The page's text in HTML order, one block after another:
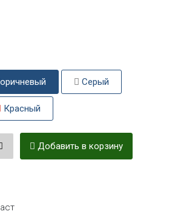
Серый
Красный
Добавить в корзину